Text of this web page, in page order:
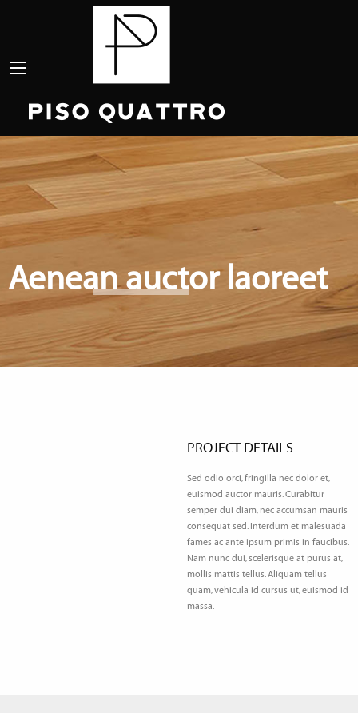
Aenean auctor laoreet
PROJECT DETAILS
Sed odio orci, fringilla nec dolor et,
euismod auctor mauris. Curabitur
semper dui diam, nec accumsan mauris
consequat sed. Interdum et malesuada
fames ac ante ipsum primis in faucibus.
Nam nunc dui, scelerisque at purus at,
mollis mattis tellus. Aliquam tellus
quam, vehicula id cursus ut, euismod id
massa.